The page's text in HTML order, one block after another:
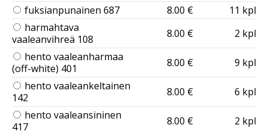
fuksianpunainen 687 8.00 €
11 kpl
harmahtava
vaaleanvihreä 108
8.00 €
2 kpl
hento vaaleanharmaa
(off-white) 401
8.00 €
9 kpl
hento vaaleankeltainen
142
8.00 €
6 kpl
hento vaaleansininen
417
8.00 €
2 kpl